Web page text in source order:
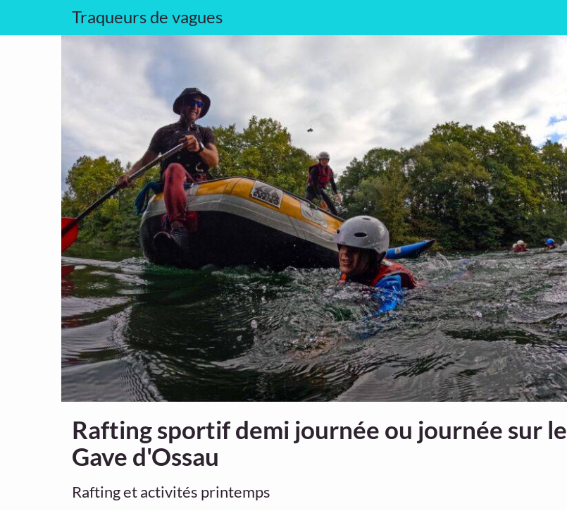
Traqueurs de vagues
Rafting sportif demi journée ou journée sur le
Gave d'Ossau
Rafting et activités printemps